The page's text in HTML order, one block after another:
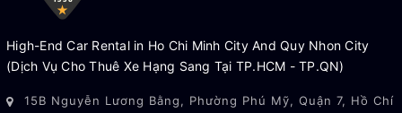
High-End Car Rental in Ho Chi Minh City And Quy Nhon City
(Dịch Vụ Cho Thuê Xe Hạng Sang Tại TP.HCM - TP.QN)
15B Nguyễn Lương Bằng, Phường Phú Mỹ, Quận 7, Hồ Chí